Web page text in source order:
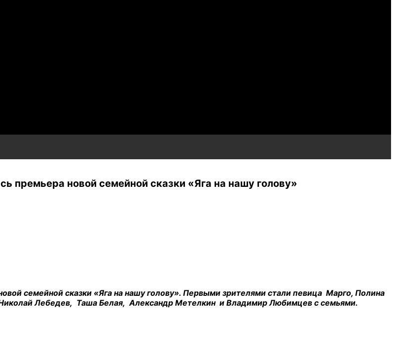
премьера новой семейной сказки «Яга на нашу голову»
семейной сказки «Яга на нашу голову». Первыми зрителями стали певица Марго, Полина
Лебедев, Таша Белая, Александр Метелкин и Владимир Любимцев с семьями.